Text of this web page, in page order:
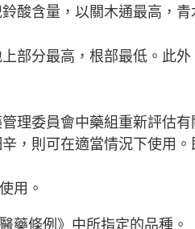
酸含量，以關木通最高，
部分最高，根部最低。此
理委員會中藥組重新評估
，則可在適當情況下使用。
用。
藥條例》中所指定的品種。